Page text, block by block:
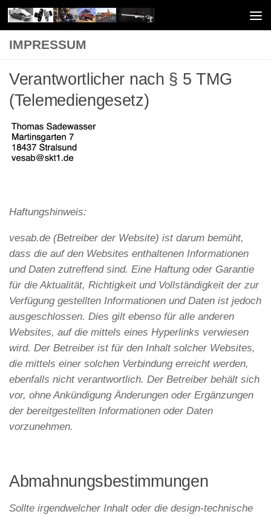
Unter dem Inhalt
IMPRESSUM
Verantwortlicher nach § 5 TMG
(Telemediengesetz)
Haftungshinweis:
vesab.de (Betreiber der Website) ist darum bemüht,
dass die auf den Websites enthaltenen Informationen
und Daten zutreffend sind. Eine Haftung oder Garantie
für die Aktualität, Richtigkeit und Vollständigkeit der zur
Verfügung gestellten Informationen und Daten ist jedoch
ausgeschlossen. Dies gilt ebenso für alle anderen
Websites, auf die mittels eines Hyperlinks verwiesen
wird. Der Betreiber ist für den Inhalt solcher Websites,
die mittels einer solchen Verbindung erreicht werden,
ebenfalls nicht verantwortlich. Der Betreiber behält sich
vor, ohne Ankündigung Änderungen oder Ergänzungen
der bereitgestellten Informationen oder Daten
vorzunehmen.
Abmahnungsbestimmungen
Sollte irgendwelcher Inhalt oder die design-technische